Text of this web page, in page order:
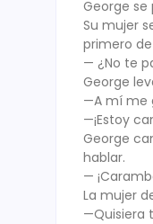
George se
Su mujer
primero
— ¿No te
George
—A mí me
—¡Estoy
George
hablar.
—
La mujer
—Quisiera